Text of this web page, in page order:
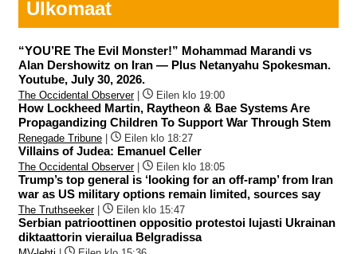
Ulkomaat
“YOU’RE The Evil Monster!” Mohammad Marandi vs
Alan Dershowitz on Iran — Plus Netanyahu Spokesman.
Youtube, July 30, 2026.
The Occidental Observer| Eilen klo 19:00
How Lockheed Martin, Raytheon & Bae Systems Are
Propagandizing Children To Support War Through Stem
Renegade Tribune Eilen klo 18:27
Villains of Judea: Emanuel Celler
The Occidental Observer| Eilen klo 18:05
Trump’s top general is ‘looking for an off-ramp’ from Iran
war as US military options remain limited, sources say
The Truthseeker| Eilen klo 15:47
Serbian patrioottinen oppositio protestoi lujasti Ukrainan
diktaattorin vierailua Belgradissa